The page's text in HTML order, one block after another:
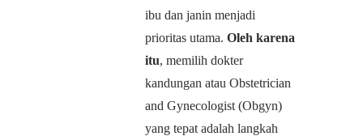
ibu dan janin menjadi
prioritas utama. Oleh karena
itu, memilih dokter
kandungan atau Obstetrician
and Gynecologist (Obgyn)
yang tepat adalah langkah